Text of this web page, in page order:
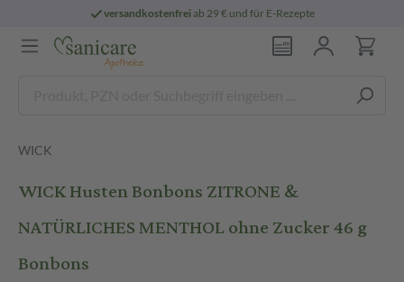
versandkostenfreiab 29 € und für E-Rezepte
WICK
WICK Husten Bonbons ZITRONE &
NATÜRLICHES MENTHOL ohne Zucker 46 g
Bonbons